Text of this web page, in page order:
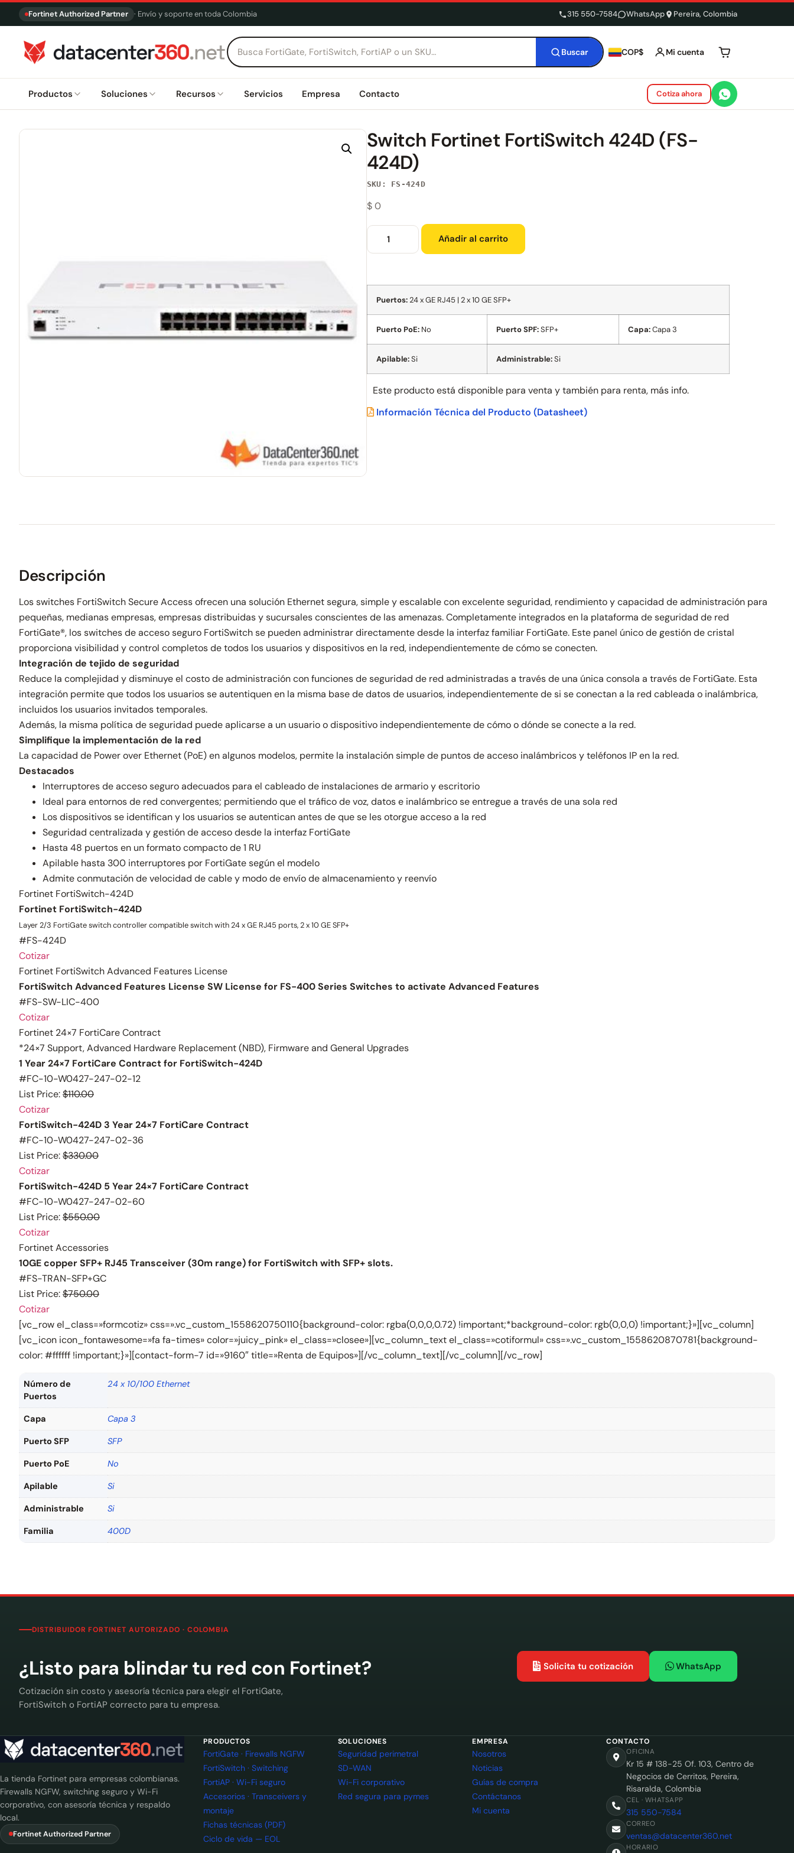
Fortinet Authorized Partner · Envío y soporte en toda Colombia 315 550-7584 WhatsApp Pereira, Colombia
Buscar COP$ Mi cuenta Tu carrito está
Productos Soluciones Recursos Servicios Empresa Contacto Cotiza ahora
Switch Fortinet FortiSwitch 424D (FS-
424D)
SKU: FS-424D
$0
Añadir al carrito
Puertos:24 x GE RJ45 | 2 x 10 GE SFP+
Puerto PoE:No Puerto SPF:SFP+ Capa:Capa 3
Apilable:Si Administrable:Si
Este producto está disponible para venta y también para renta, más info.
Información Técnica del Producto (Datasheet)
Descripción
Los switches FortiSwitch Secure Access ofrecen una solución Ethernet segura, simple y escalable con excelente seguridad, rendimiento y capacidad de administración para
pequeñas, medianas empresas, empresas distribuidas y sucursales conscientes de las amenazas. Completamente integrados en la plataforma de seguridad de red
FortiGate®, los switches de acceso seguro FortiSwitch se pueden administrar directamente desde la interfaz familiar FortiGate. Este panel único de gestión de cristal
proporciona visibilidad y control completos de todos los usuarios y dispositivos en la red, independientemente de cómo se conecten.
Integración de tejido de seguridad
Reduce la complejidad y disminuye el costo de administración con funciones de seguridad de red administradas a través de una única consola a través de FortiGate. Esta
integración permite que todos los usuarios se autentiquen en la misma base de datos de usuarios, independientemente de si se conectan a la red cableada o inalámbrica,
incluidos los usuarios invitados temporales.
Además, la misma política de seguridad puede aplicarse a un usuario o dispositivo independientemente de cómo o dónde se conecte a la red.
Simplifique la implementación de la red
La capacidad de Power over Ethernet (PoE) en algunos modelos, permite la instalación simple de puntos de acceso inalámbricos y teléfonos IP en la red.
Destacados
Interruptores de acceso seguro adecuados para el cableado de instalaciones de armario y escritorio
Ideal para entornos de red convergentes; permitiendo que el tráfico de voz, datos e inalámbrico se entregue a través de una sola red
Los dispositivos se identifican y los usuarios se autentican antes de que se les otorgue acceso a la red
Seguridad centralizada y gestión de acceso desde la interfaz FortiGate
Hasta 48 puertos en un formato compacto de 1 RU
Apilable hasta 300 interruptores por FortiGate según el modelo
Admite conmutación de velocidad de cable y modo de envío de almacenamiento y reenvío
Fortinet FortiSwitch-424D
Fortinet FortiSwitch-424D
Layer 2/3 FortiGate switch controller compatible switch with 24 x GE RJ45 ports, 2 x 10 GE SFP+
#FS-424D
Cotizar
Fortinet FortiSwitch Advanced Features License
FortiSwitch Advanced Features License SW License for FS-400 Series Switches to activate Advanced Features
#FS-SW-LIC-400
Cotizar
Fortinet 24×7 FortiCare Contract
*24×7 Support, Advanced Hardware Replacement (NBD), Firmware and General Upgrades
1 Year 24×7 FortiCare Contract for FortiSwitch-424D
#FC-10-W0427-247-02-12
List Price:$110.00
Cotizar
FortiSwitch-424D 3 Year 24×7 FortiCare Contract
#FC-10-W0427-247-02-36
List Price:$330.00
Cotizar
FortiSwitch-424D 5 Year 24×7 FortiCare Contract
#FC-10-W0427-247-02-60
List Price:$550.00
Cotizar
Fortinet Accessories
10GE copper SFP+ RJ45 Transceiver (30m range) for FortiSwitch with SFP+ slots.
#FS-TRAN-SFP+GC
List Price:$750.00
Cotizar
[vc_row el_class=»formcotiz» css=».vc_custom_1558620750110{background-color: rgba(0,0,0,0.72) !important;*background-color: rgb(0,0,0) !important;}»][vc_column]
[vc_icon icon_fontawesome=»fa fa-times» color=»juicy_pink» el_class=»closee»][vc_column_text el_class=»cotiformul» css=».vc_custom_1558620870781{background-
color: #ffffff !important;}»][contact-form-7 id=»9160″ title=»Renta de Equipos»][/vc_column_text][/vc_column][/vc_row]
Número de
Puertos
24 x 10/100 Ethernet
Capa Capa 3
Puerto SFP SFP
Puerto PoE No
Apilable Si
Administrable Si
Familia 400D
DISTRIBUIDOR FORTINET AUTORIZADO · COLOMBIA
¿Listo para blindar tu red con Fortinet?
Cotización sin costo y asesoría técnica para elegir el FortiGate,
FortiSwitch o FortiAP correcto para tu empresa.
Solicita tu cotización WhatsApp
La tienda Fortinet para empresas colombianas.
Firewalls NGFW, switching seguro y Wi-Fi
corporativo, con asesoría técnica y respaldo
local.
Fortinet Authorized Partner
PRODUCTOS
FortiGate · Firewalls NGFW
FortiSwitch · Switching
FortiAP · Wi-Fi seguro
Accesorios · Transceivers y
montaje
Fichas técnicas (PDF)
Ciclo de vida — EOL
SOLUCIONES
Seguridad perimetral
SD-WAN
Wi-Fi corporativo
Red segura para pymes
EMPRESA
Nosotros
Noticias
Guías de compra
Contáctanos
Mi cuenta
CONTACTO
OFICINA
Kr 15 # 138-25 Of. 103, Centro de
Negocios de Cerritos, Pereira,
Risaralda, Colombia
CEL · WHATSAPP
315 550-7584
CORREO
ventas@datacenter360.net
HORARIO